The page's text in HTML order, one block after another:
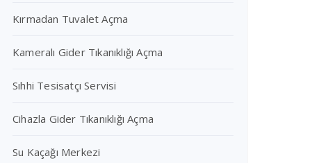
Kırmadan Tuvalet Açma
Kameralı Gider Tıkanıklığı Açma
Sıhhi Tesisatçı Servisi
Cihazla Gider Tıkanıklığı Açma
Su Kaçağı Merkezi